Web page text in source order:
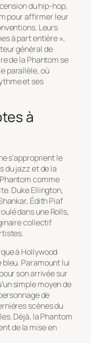
du hip-hop,
pour affirmer leur
Leurs
à part entière »,
général de
de la Phantom se
parallèle, où
et ses
à
s’approprient le
du jazz et de la
comme
Duke Ellington,
Édith Piaf
dans une Rolls,
collectif
à Hollywood
bleu. Paramount lui
son arrivée sur
simple moyen de
de
scènes du
Déjà, la Phantom
de la mise en